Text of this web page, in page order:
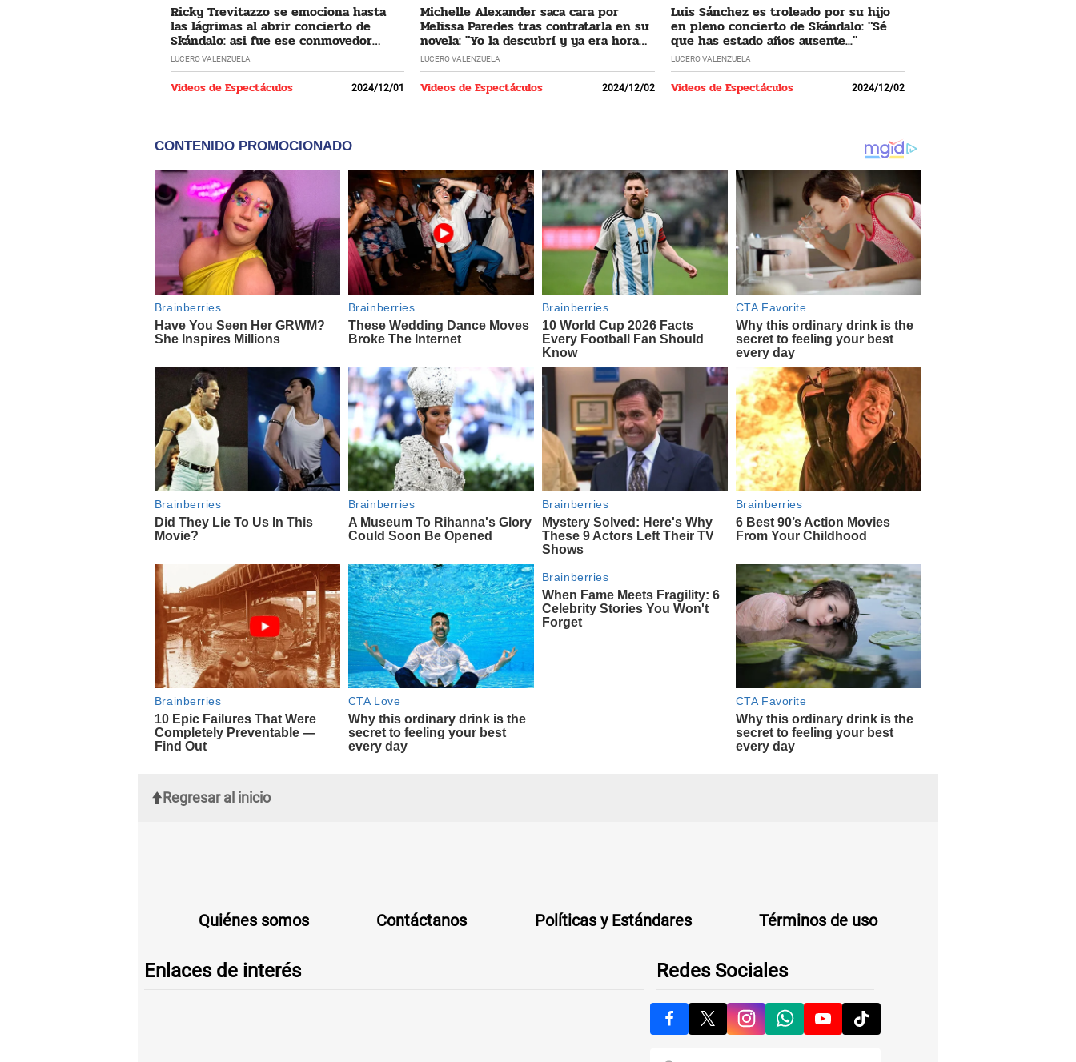
Ricky Trevitazzo se emociona hasta
las lágrimas al abrir concierto de
Skándalo: asi fue ese conmovedor
momento
LUCERO VALENZUELA
Videos de Espectáculos 2024/12/01
Michelle Alexander saca cara por
Melissa Paredes tras contratarla en su
novela: "Yo la descubrí y ya era hora
que regrese"
LUCERO VALENZUELA
Videos de Espectáculos 2024/12/02
Luis Sánchez es troleado por su hijo
en pleno concierto de Skándalo: "Sé
que has estado años ausente..."
LUCERO VALENZUELA
Videos de Espectáculos 2024/12/02
Regresar al inicio
Quiénes somos Contáctanos Políticas y Estándares Términos de uso
Enlaces de interés Redes Sociales